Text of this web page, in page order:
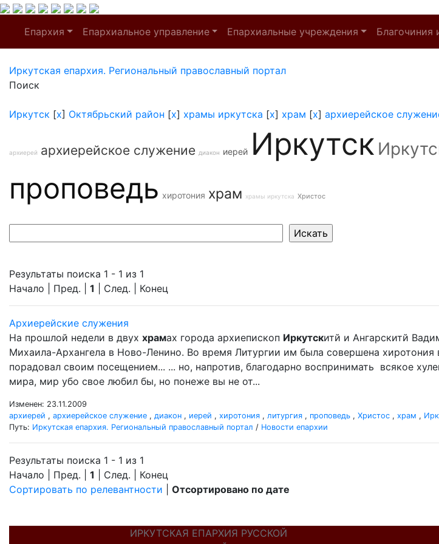
Епархия Епархиальное управление Епархиальные учреждения Благочиния
Иркутская епархия. Региональный православный портал
Поиск
Иркутск [x] Октябрьский район [x] храмы иркутска [x] храм [x] архиерейское
архиерей архиерейское служение диакон иерей Иркутск
проповедь хиротония храм храмы иркутска Христос
Результаты поиска 1 - 1 из 1
Начало | Пред. | 1 | След. | Конец
Архиерейские служения
На прошлой недели в двух храмах города архиепископ Иркутскитй и Ангарскитй
Михаила-Архангела в Ново-Ленино. Во время Литургии им была совершена хиротония
порадовал своим посещением... ... но, напротив, благодарно воспринимать всякое
мира, мир убо свое любил бы, но понеже вы не от...
Изменен: 23.11.2009
архиерей , архиерейское служение , диакон , иерей , хиротония , литургия , проповедь , Христос , храм ,
Путь: Иркутская епархия. Региональный православный портал / Новости епархии
Результаты поиска 1 - 1 из 1
Начало | Пред. | 1 | След. | Конец
Сортировать по релевантности
Отсортировано по дате
ИРКУТСКАЯ ЕПАРХИЯ РУССКОЙ